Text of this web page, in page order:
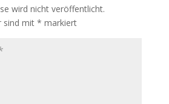
wird nicht veröffentlicht.
sind mit * markiert